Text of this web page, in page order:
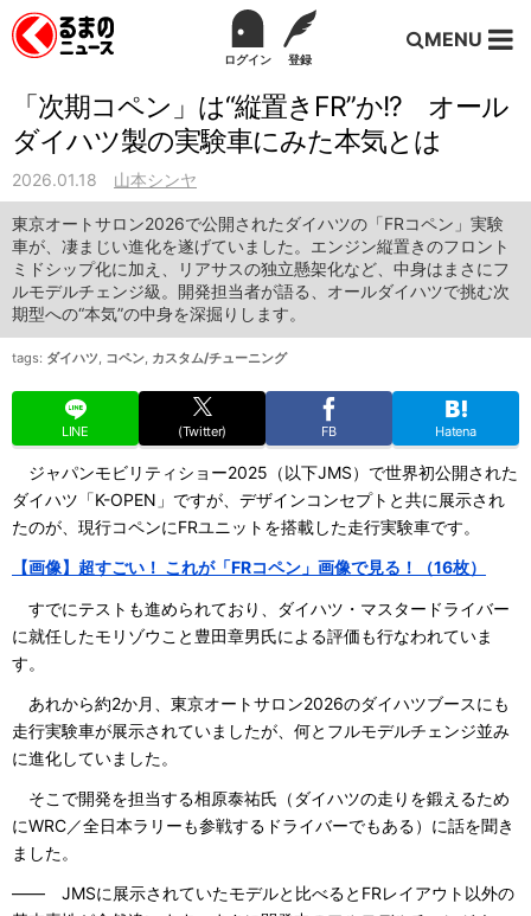
ログイン 登録
MENU
「次期コペン」は“縦置きFR”か!? オール
ダイハツ製の実験車にみた本気とは
2026.01.18 山本シンヤ
東京オートサロン2026で公開されたダイハツの「FRコペン」実験
車が、凄まじい進化を遂げていました。エンジン縦置きのフロント
ミドシップ化に加え、リアサスの独立懸架化など、中身はまさにフ
ルモデルチェンジ級。開発担当者が語る、オールダイハツで挑む次
期型への“本気”の中身を深掘りします。
tags: ダイハツ, コペン, カスタム/チューニング
LINE (Twitter) FB Hatena
ジャパンモビリティショー2025（以下JMS）で世界初公開された
ダイハツ「K-OPEN」ですが、デザインコンセプトと共に展示され
たのが、現行コペンにFRユニットを搭載した走行実験車です。
【画像】超すごい！ これが「FRコペン」画像で見る！（16枚）
すでにテストも進められており、ダイハツ・マスタードライバー
に就任したモリゾウこと豊田章男氏による評価も行なわれていま
す。
あれから約2か月、東京オートサロン2026のダイハツブースにも
走行実験車が展示されていましたが、何とフルモデルチェンジ並み
に進化していました。
そこで開発を担当する相原泰祐氏（ダイハツの走りを鍛えるため
にWRC／全日本ラリーも参戦するドライバーでもある）に話を聞き
ました。
―― JMSに展示されていたモデルと比べるとFRレイアウト以外の